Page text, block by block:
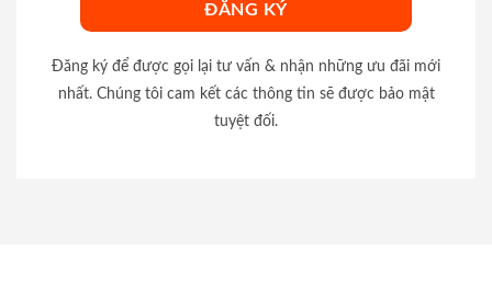
Đăng ký để được gọi lại tư vấn & nhận những ưu đãi mới
nhất. Chúng tôi cam kết các thông tin sẽ được bảo mật
tuyệt đối.